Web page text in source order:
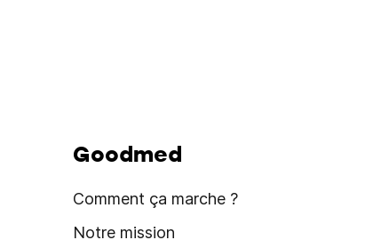
Goodmed
Comment ça marche ?
Notre mission